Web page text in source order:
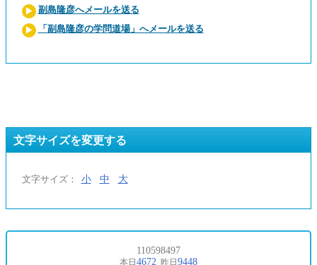
副島隆彦へメールを送る
「副島隆彦の学問道場」へメールを送る
文字サイズを変更する
文字サイズ： 小 中 大